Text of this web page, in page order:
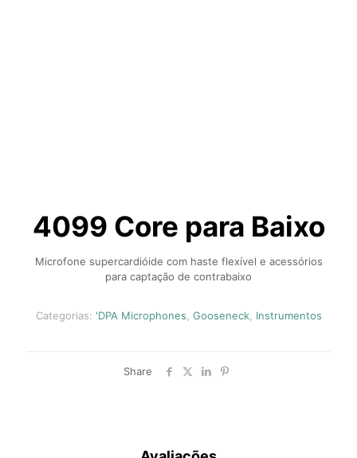
4099 Core para Baixo
Microfone supercardióide com haste flexível e acessórios
para captação de contrabaixo
Categorias: 'DPA Microphones Gooseneck, Instrumentos
Share